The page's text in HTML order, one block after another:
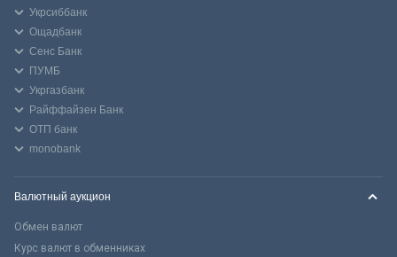
Укрсиббанк
Ощадбанк
Сенс Банк
ПУМБ
Укргазбанк
Райффайзен Банк
ОТП банк
monobank
Валютный аукцион
Обмен валют
Курс валют в обменниках